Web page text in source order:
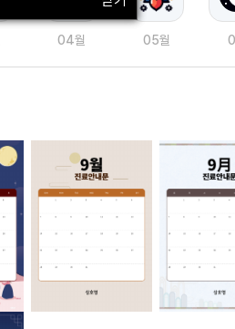
04월 05월